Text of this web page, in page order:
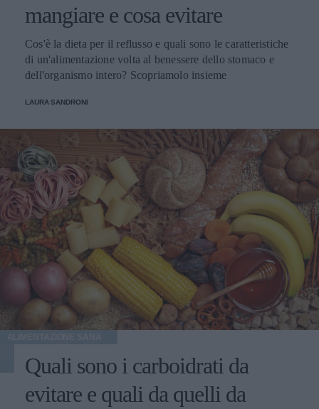
mangiare e cosa evitare
Cos'è la dieta per il reflusso e quali sono le caratteristiche
di un'alimentazione volta al benessere dello stomaco e
dell'organismo intero? Scopriamolo insieme
LAURA SANDRONI
Quali sono i carboidrati da
evitare e quali da quelli da